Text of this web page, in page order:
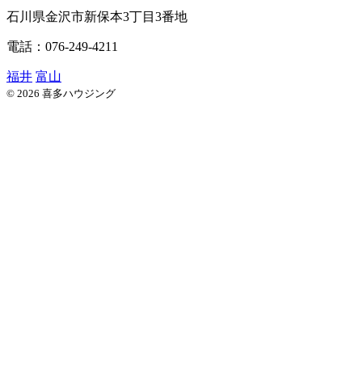
石川県金沢市新保本3丁目3番地
電話：076-249-4211
福井 富山
© 2026 喜多ハウジング